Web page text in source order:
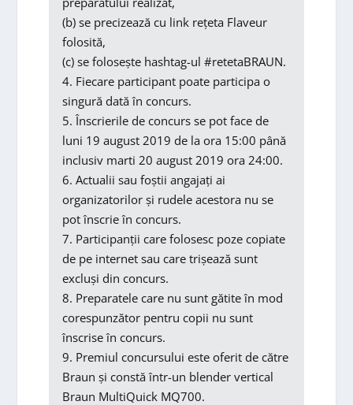
(b) se precizează cu link rețeta Flaveur
folosită,
(c) se folosește hashtag-ul #retetaBRAUN.
4. Fiecare participant poate participa o
singură dată în concurs.
5. Înscrierile de concurs se pot face de
luni 19 august 2019 de la ora 15:00 până
inclusiv marti 20 august 2019 ora 24:00.
6. Actualii sau foștii angajați ai
organizatorilor și rudele acestora nu se
pot înscrie în concurs.
7. Participanții care folosesc poze copiate
de pe internet sau care trișează sunt
excluși din concurs.
8. Preparatele care nu sunt gătite în mod
corespunzător pentru copii nu sunt
înscrise în concurs.
9. Premiul concursului este oferit de către
Braun și constă într-un blender vertical
Braun MultiQuick MQ700.